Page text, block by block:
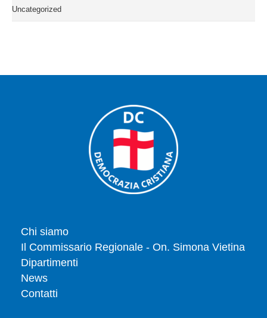
Uncategorized
Chi siamo
Il Commissario Regionale - On. Simona Vietina
Dipartimenti
News
Contatti